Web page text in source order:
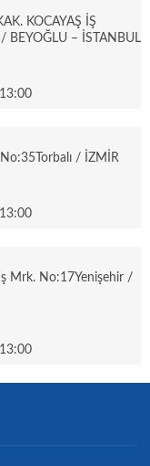
KOCAYAŞ İŞ
BEYOĞLU – İSTANBUL
/ İZMİR
Mrk. No:17Yenişehir /